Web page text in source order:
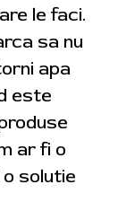
le faci.
sa nu
apa
este
ar fi o
solutie